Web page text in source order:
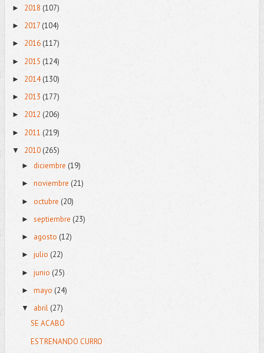
► 2018 (107)
► 2017(104)
► 2016 (117)
► 2015 (124)
► 2014(130)
► 2013 (177)
► 2012 (206)
► 2011 (219)
▼ 2010 (265)
► diciembre (19)
► noviembre (21)
► octubre (20)
► septiembre (23)
► agosto (12)
► julio (22)
► junio (25)
► mayo(24)
▼ abril(27)
SE ACABÓ
ESTRENANDO CURRO